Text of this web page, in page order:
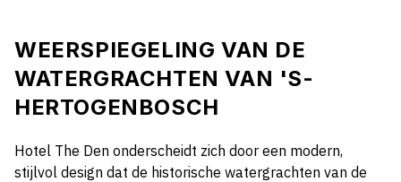
WEERSPIEGELING VAN DE
WATERGRACHTEN VAN 'S-
HERTOGENBOSCH
Hotel The Den onderscheidt zich door een modern,
stijlvol design dat de historische watergrachten van de